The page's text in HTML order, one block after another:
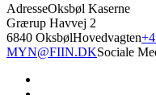
AdresseOksbøl Kaserne
Grærup Havvej 2
6840 OksbølHovedvagten
MYN@FIIN.DKSociale